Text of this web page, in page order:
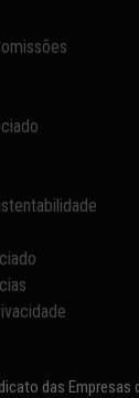
das Empresas